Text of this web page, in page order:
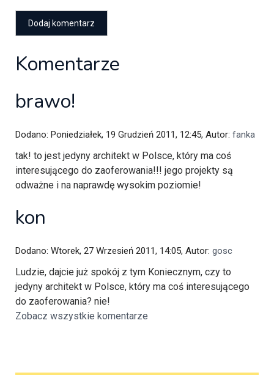
Komentarze
brawo!
Dodano: Poniedziałek, 19 Grudzień 2011, 12:45, Autor: fanka
tak! to jest jedyny architekt w Polsce, który ma coś
interesującego do zaoferowania!!! jego projekty są
odważne i na naprawdę wysokim poziomie!
kon
Dodano: Wtorek, 27 Wrzesień 2011, 14:05, Autor: gosc
Ludzie, dajcie już spokój z tym Koniecznym, czy to
jedyny architekt w Polsce, który ma coś interesującego
do zaoferowania? nie!
Zobacz wszystkie komentarze